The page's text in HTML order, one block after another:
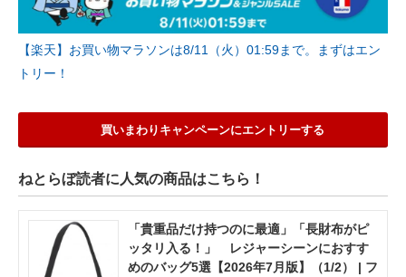
【楽天】お買い物マラソンは8/11（火）01:59まで。まずはエン
トリー！
買いまわりキャンペーンにエントリーする
ねとらぼ読者に人気の商品はこちら！
「貴重品だけ持つのに最適」「長財布がピ
ッタリ入る！」 レジャーシーンにおすす
めのバッグ5選【2026年7月版】（1/2） | フ